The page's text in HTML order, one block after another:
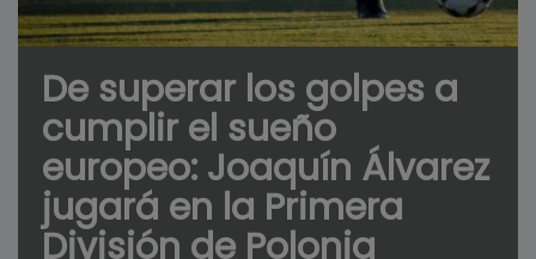
De superar los golpes a
cumplir el sueño
europeo: Joaquín Álvarez
jugará en la Primera
División de Polonia